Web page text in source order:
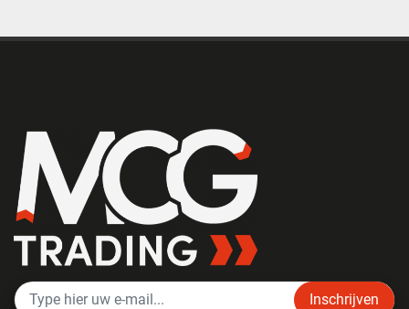
Inschrijven